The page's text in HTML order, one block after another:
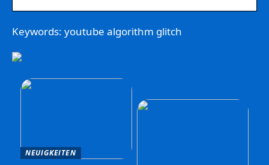
Keywords: youtube algorithm glitch
NEUIGKEITEN